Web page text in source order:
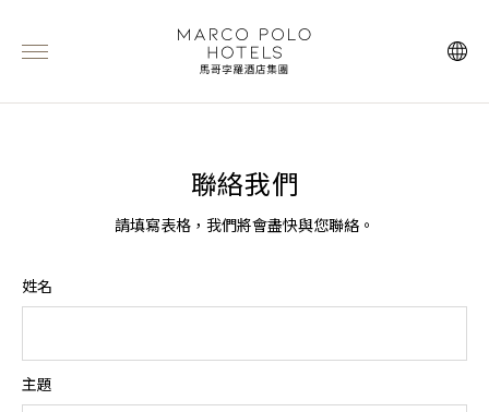
聯絡我們
請填寫表格，我們將會盡快與您聯絡。
姓名
主題